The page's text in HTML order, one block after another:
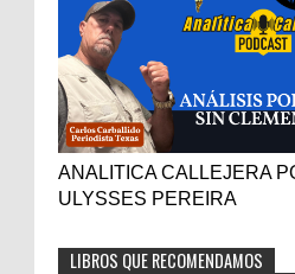
ANALITICA CALLEJERA
ULYSSES PEREIRA
LIBROS QUE RECOMENDAMOS